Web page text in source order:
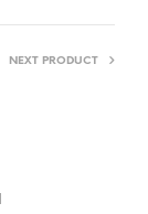
NEXT PRODUCT